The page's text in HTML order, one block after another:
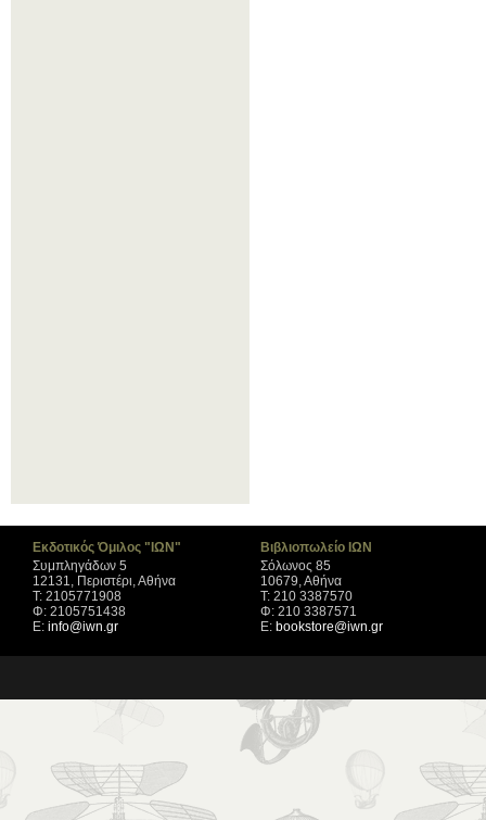
Εκδοτικός Όμιλος "ΙΩΝ"
Συμπληγάδων 5
12131, Περιστέρι, Αθήνα
Τ: 2105771908
Φ: 2105751438
Ε: info@iwn.gr
Βιβλιοπωλείο ΙΩΝ
Σόλωνος 85
10679, Αθήνα
Τ: 210 3387570
Φ: 210 3387571
Ε: bookstore@iwn.gr